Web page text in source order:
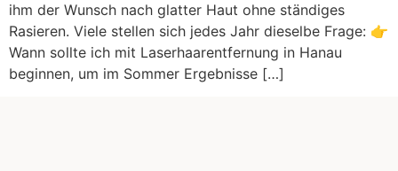
ihm der Wunsch nach glatter Haut ohne ständiges
Rasieren. Viele stellen sich jedes Jahr dieselbe Frage: 👉
Wann sollte ich mit Laserhaarentfernung in Hanau
beginnen, um im Sommer Ergebnisse […]